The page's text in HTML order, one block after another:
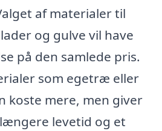
af materialer til
og gulve vil have
på den samlede pris.
som egetræ eller
koste mere, men giver
levetid og et